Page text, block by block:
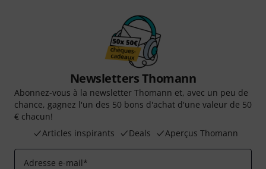
Newsletters Thomann
Abonnez-vous à la newsletter Thomann et, avec un peu de
chance, gagnez l'un des 50 bons d'achat d'une valeur de 50
€ chacun!
Articles inspirants
Deals Aperçus Thomann
Adresse e-mail*